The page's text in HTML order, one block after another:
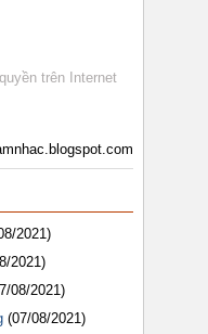
trên Internet
2021)
2021)
08/2021)
(07/08/2021)